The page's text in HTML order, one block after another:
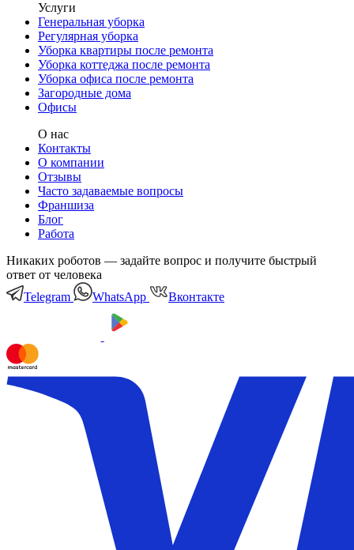
Услуги
Генеральная уборка
Регулярная уборка
Уборка квартиры после ремонта
Уборка коттеджа после ремонта
Уборка офиса после ремонта
Загородные дома
Офисы
О нас
Контакты
О компании
Отзывы
Часто задаваемые вопросы
Франшиза
Блог
Работа
Никаких роботов — задайте вопрос и получите быстрый
ответ от человека
Telegram
WhatsApp Вконтакте